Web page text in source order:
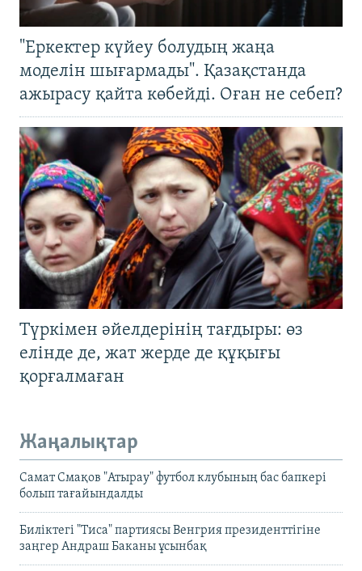
"Еркектер күйеу болудың жаңа
моделін шығармады". Қазақстанда
ажырасу қайта көбейді. Оған не себеп?
Түркімен әйелдерінің тағдыры: өз
елінде де, жат жерде де құқығы
қорғалмаған
Жаңалықтар
Самат Смақов "Атырау" футбол клубының бас бапкері
болып тағайындалды
Биліктегі "Тиса" партиясы Венгрия президенттігіне
заңгер Андраш Баканы ұсынбақ